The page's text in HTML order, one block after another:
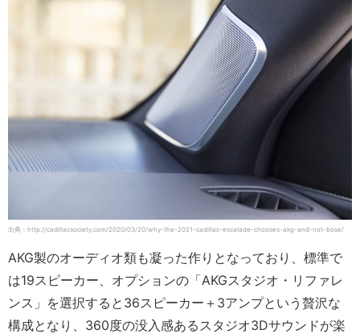
出典：http://cadillacsociety.com/2020/03/20/why-the-2021-cadillac-escalade-chooses-akg-and-not-bose/
AKG製のオーディオ類も凝った作りとなっており、標準で
は19スピーカー、オプションの「AKGスタジオ・リファレ
ンス」を選択すると36スピーカー＋3アンプという贅沢な
構成となり、360度の没入感あるスタジオ3Dサウンドが楽